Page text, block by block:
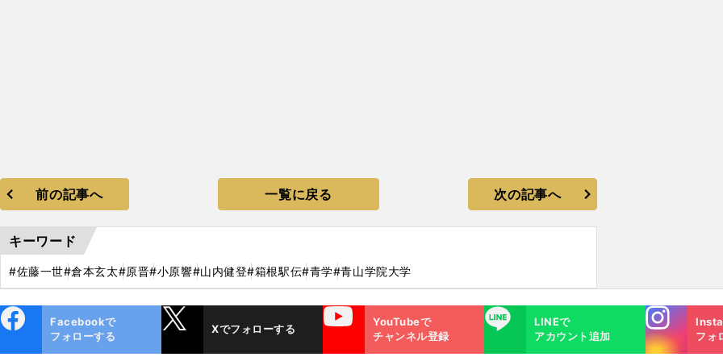
前の記事へ 一覧に戻る 次の記事へ
キーワード
#佐藤一世#倉本玄太#原晋#小原響#山内健登#箱根駅伝#青学#青山学院大学
ok
Facebookで
フォローする
Xでフォローする
YouTube
YouTubeで
チャンネル登録
LINE
LINEで
アカウント追加
Instagra
m
フォ